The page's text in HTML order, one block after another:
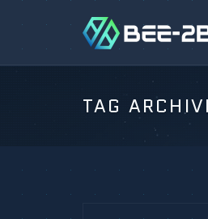
TAG